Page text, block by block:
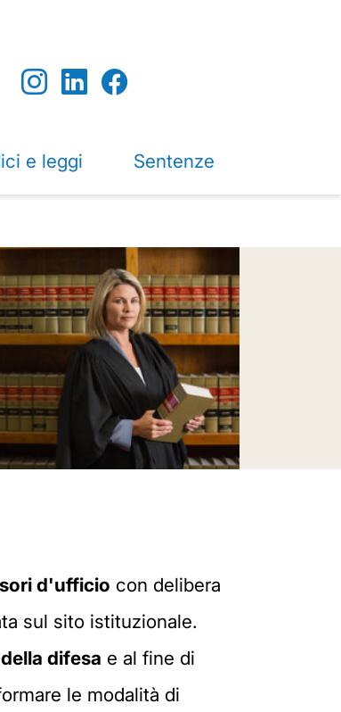
e leggi Sentenze
d'ufficio con delibera
sul sito istituzionale.
difesa e al fine di
le modalità di